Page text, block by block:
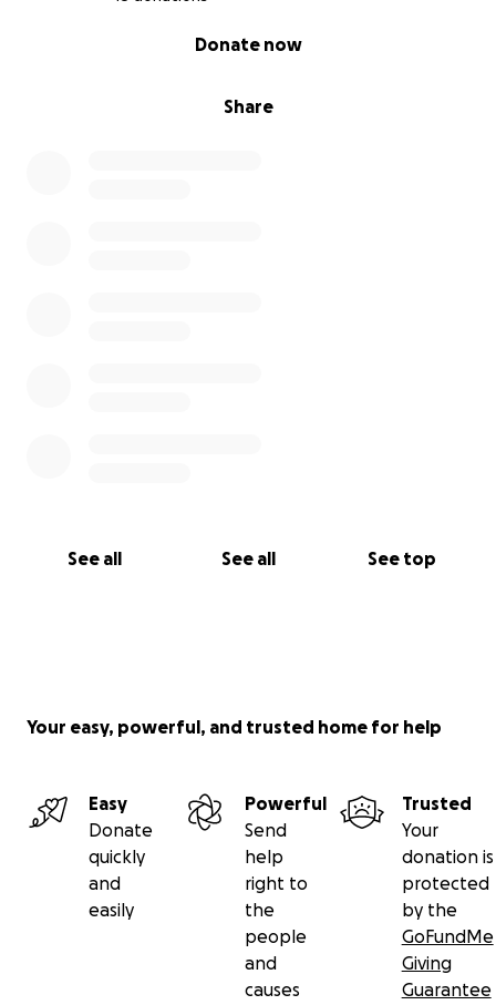
Share
Donate now
See all See all See top
Your easy, powerful, and trusted home for help
Easy
Donate
quickly
and
easily
Powerful
Send
help
right to
the
people
and
causes
Trusted
Your
donation is
protected
by the
GoFundMe
Giving
Guarantee